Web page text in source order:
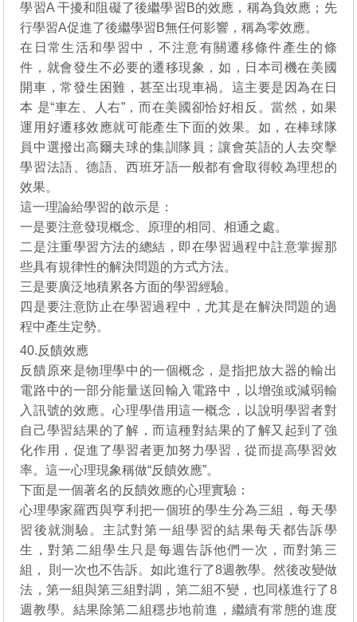
學習A 干擾和阻礙了後繼學習B的效應，稱為負效應；先
行學習A促進了後繼學習B無任何影響，稱為零效應。
在日常生活和學習中，不注意有關遷移條件產生的條
件，就會發生不必要的遷移現象，如，日本司機在美國
開車，常發生困難，甚至出現車禍。這主要是因為在日
本 是“車左、人右”，而在美國卻恰好相反。當然，如果
運用好遷移效應就可能產生下面的效果。如，在棒球隊
員中選撥出高爾夫球的集訓隊員；讓會英語的人去突擊
學習法語、德語、西班牙語一般都有會取得較為理想的
效果。
這一理論給學習的啟示是：
一是要注意發現概念、原理的相同、相通之處。
二是注重學習方法的總結，即在學習過程中註意掌握那
些具有規律性的解決問題的方式方法。
三是要廣泛地積累各方面的學習經驗。
四是要注意防止在學習過程中，尤其是在解決問題的過
程中產生定勢。
40.反饋效應
反饋原來是物理學中的一個概念，是指把放大器的輸出
電路中的一部分能量送回輸入電路中，以增強或減弱輸
入訊號的效應。心理學借用這一概念，以說明學習者對
自己學習結果的了解，而這種對結果的了解又起到了強
化作用，促進了學習者更加努力學習，從而提高學習效
率。這一心理現象稱做“反饋效應”。
下面是一個著名的反饋效應的心理實驗：
心理學家羅西與亨利把一個班的學生分為三組，每天學
習後就測驗。主試對第一組學習的結果每天都告訴學
生，對第二組學生只是每週告訴他們一次，而對第三
組， 則一次也不告訴。如此進行了8週教學。然後改變做
法，第一組與第三組對調，第二組不變，也同樣進行了8
週教學。結果除第二組穩步地前進，繼續有常態的進度